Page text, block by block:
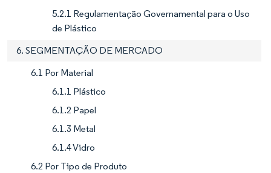
5.2.1 Regulamentação Governamental para o Uso
de Plástico
6. SEGMENTAÇÃO DE MERCADO
6.1 Por Material
6.1.1 Plástico
6.1.2 Papel
6.1.3 Metal
6.1.4 Vidro
6.2 Por Tipo de Produto